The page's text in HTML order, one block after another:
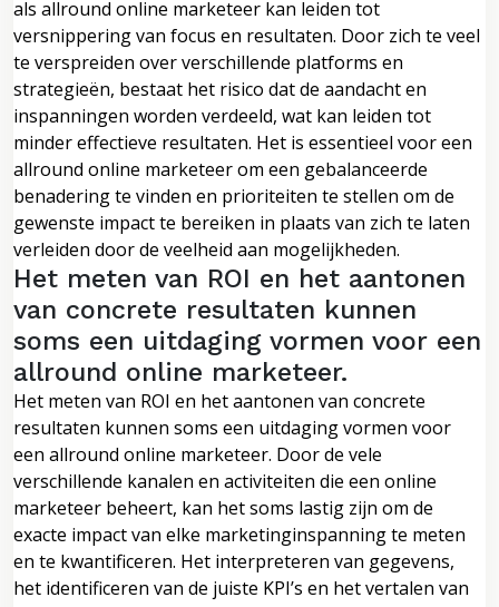
als allround online marketeer kan leiden tot
versnippering van focus en resultaten. Door zich te veel
te verspreiden over verschillende platforms en
strategieën, bestaat het risico dat de aandacht en
inspanningen worden verdeeld, wat kan leiden tot
minder effectieve resultaten. Het is essentieel voor een
allround online marketeer om een gebalanceerde
benadering te vinden en prioriteiten te stellen om de
gewenste impact te bereiken in plaats van zich te laten
verleiden door de veelheid aan mogelijkheden.
Het meten van ROI en het aantonen
van concrete resultaten kunnen
soms een uitdaging vormen voor een
allround online marketeer.
Het meten van ROI en het aantonen van concrete
resultaten kunnen soms een uitdaging vormen voor
een allround online marketeer. Door de vele
verschillende kanalen en activiteiten die een online
marketeer beheert, kan het soms lastig zijn om de
exacte impact van elke marketinginspanning te meten
en te kwantificeren. Het interpreteren van gegevens,
het identificeren van de juiste KPI’s en het vertalen van